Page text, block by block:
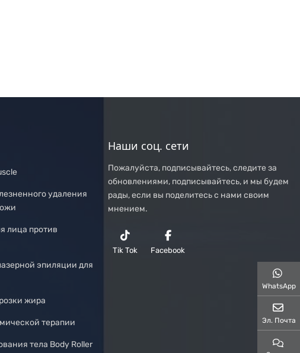
удаления
лица против
эпиляции для
жира
терапии
тела Body Roller
Наши соц. сети
Пожалуйста, подписывайтесь, следите за
обновлениями, подписывайтесь, и мы будем
рады, если вы поделитесь с нами своим
мнением.
Tik Tok Facebook
WhatsApp
Эл. Почта